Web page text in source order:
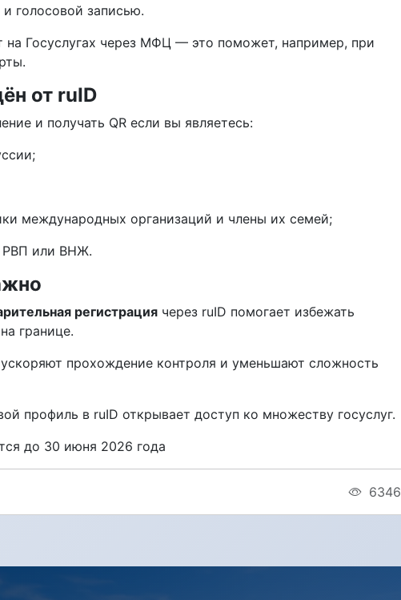
голосовой записью.
на Госуслугах через МФЦ — это поможет, например, при
от ruID
и получать QR если вы являетесь:
международных организаций и члены их семей;
РВП или ВНЖ.
регистрация через ruID помогает избежать
границе.
прохождение контроля и уменьшают сложность
профиль в ruID открывает доступ ко множеству госуслуг.
до 30 июня 2026 года
6346